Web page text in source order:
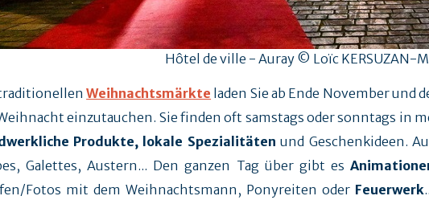
Hôtel de ville - Auray © Loïc KERSUZAN-
Weihnachtsmärkte laden Sie ab Ende November und
einzutauchen. Sie finden oft samstags oder sonntags in
Produkte, lokale Spezialitäten und Geschenkideen.
Galettes, Austern... Den ganzen Tag über gibt es
Fotos mit dem Weihnachtsmann, Ponyreiten oder Feuerwerk